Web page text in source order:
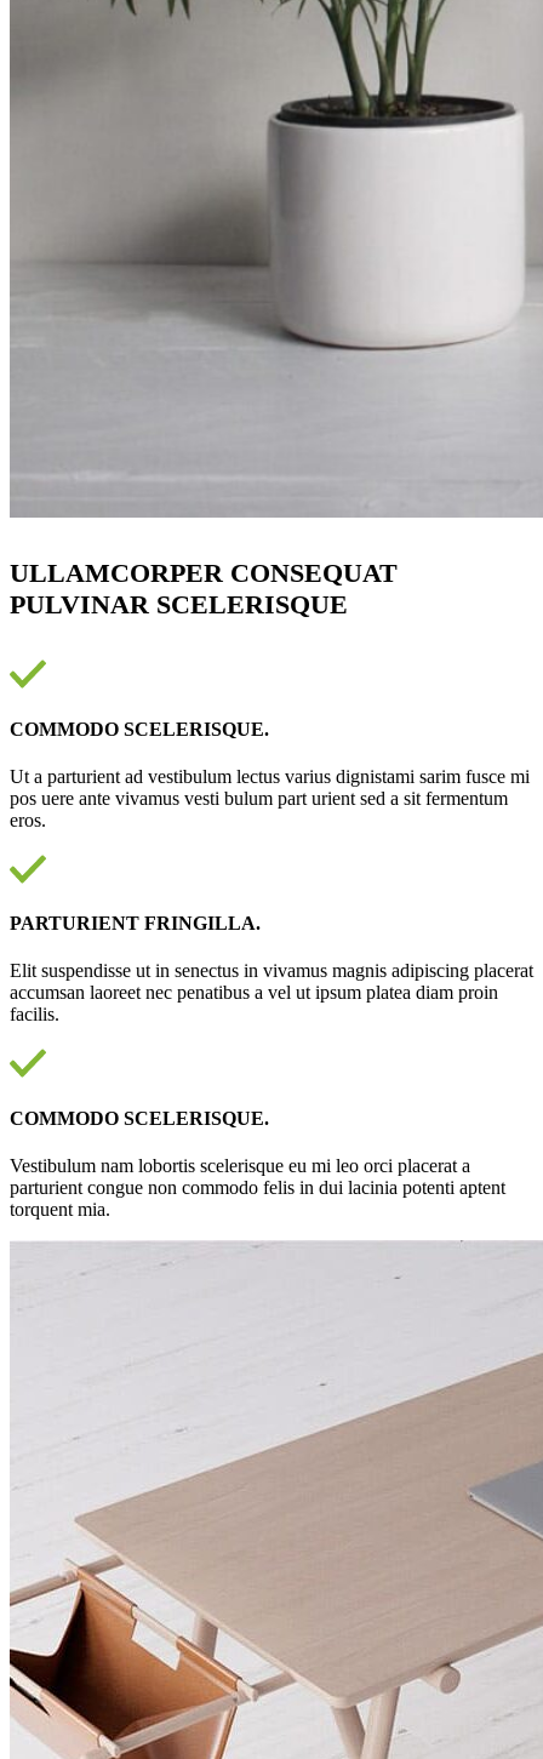
ULLAMCORPER CONSEQUAT
PULVINAR SCELERISQUE
COMMODO SCELERISQUE.
Ut a parturient ad vestibulum lectus varius dignistami sarim fusce mi
pos uere ante vivamus vesti bulum part urient sed a sit fermentum
eros.
PARTURIENT FRINGILLA.
Elit suspendisse ut in senectus in vivamus magnis adipiscing placerat
accumsan laoreet nec penatibus a vel ut ipsum platea diam proin
facilis.
COMMODO SCELERISQUE.
Vestibulum nam lobortis scelerisque eu mi leo orci placerat a
parturient congue non commodo felis in dui lacinia potenti aptent
torquent mia.